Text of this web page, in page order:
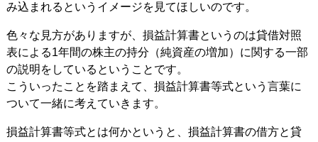
み込まれるというイメージを見てほしいのです。
色々な見方がありますが、損益計算書というのは貸借対照
表による1年間の株主の持分（純資産の増加）に関する一部
の説明をしているということです。
こういったことを踏まえて、損益計算書等式という言葉に
ついて一緒に考えていきます。
損益計算書等式とは何かというと、損益計算書の借方と貸